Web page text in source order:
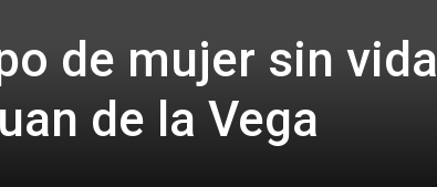
de mujer sin vida
de la Vega